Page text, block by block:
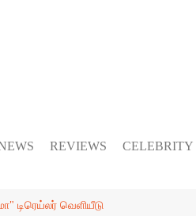
REVIEWS CELEBRITY
டிரெய்லர் வெளியீடு